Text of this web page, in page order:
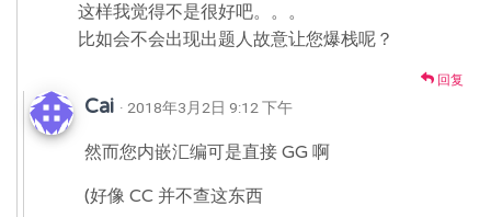
这样我觉得不是很好吧。。。
比如会不会出现出题人故意让您爆栈呢？
回复
Cai · 2018年3月2日 9:12 下午
然而您内嵌汇编可是直接 GG 啊
(好像 CC 并不查这东西